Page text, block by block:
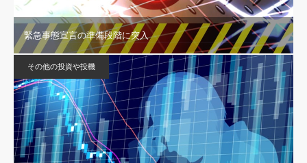
緊急事態宣言の準備段階に突入
その他の投資や投機